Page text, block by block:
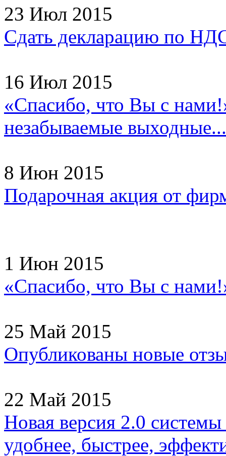
23 Июл 2015
Сдать декларацию по
16 Июл 2015
«Спасибо, что Вы с
незабываемые выходные...
8 Июн 2015
Подарочная акция от
1 Июн 2015
«Спасибо, что Вы с
25 Май 2015
Опубликованы новые
22 Май 2015
Новая версия 2.0
удобнее, быстрее,